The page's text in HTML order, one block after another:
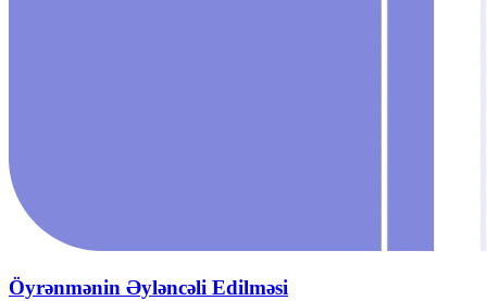
Öyrənmənin Əyləncəli Edilməsi